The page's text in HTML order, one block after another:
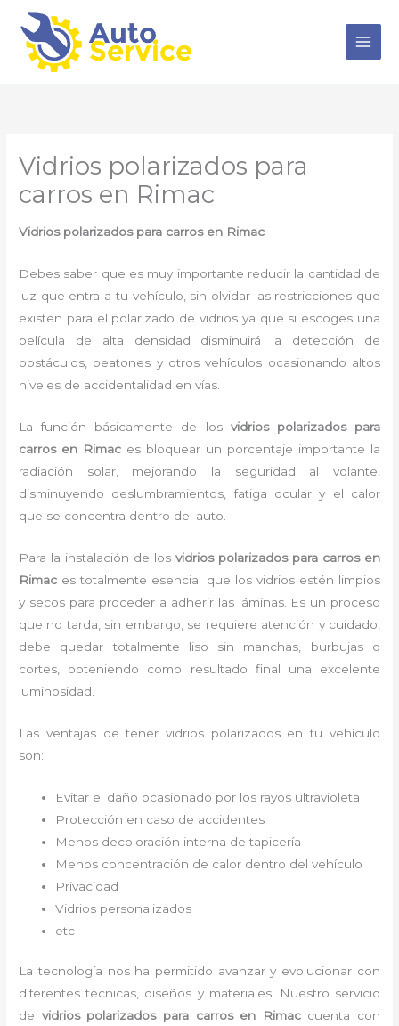
contenido
Vidrios polarizados para
carros en Rimac
Vidrios polarizados para carros en Rimac
Debes saber que es muy importante reducir la cantidad de
luz que entra a tu vehículo, sin olvidar las restricciones que
existen para el polarizado de vidrios ya que si escoges una
película de alta densidad disminuirá la detección de
obstáculos, peatones y otros vehículos ocasionando altos
niveles de accidentalidad en vías.
La función básicamente de los vidrios polarizados para
carros en Rimac es bloquear un porcentaje importante la
radiación solar, mejorando la seguridad al volante,
disminuyendo deslumbramientos, fatiga ocular y el calor
que se concentra dentro del auto.
Para la instalación de los vidrios polarizados para carros en
Rimac es totalmente esencial que los vidrios estén limpios
y secos para proceder a adherir las láminas. Es un proceso
que no tarda, sin embargo, se requiere atención y cuidado,
debe quedar totalmente liso sin manchas, burbujas o
cortes, obteniendo como resultado final una excelente
luminosidad.
Las ventajas de tener vidrios polarizados en tu vehículo
son:
Evitar el daño ocasionado por los rayos ultravioleta
Protección en caso de accidentes
Menos decoloración interna de tapicería
Menos concentración de calor dentro del vehículo
Privacidad
Vidrios personalizados
etc
La tecnología nos ha permitido avanzar y evolucionar con
diferentes técnicas, diseños y materiales. Nuestro servicio
de vidrios polarizados para carros en Rimaccuenta con